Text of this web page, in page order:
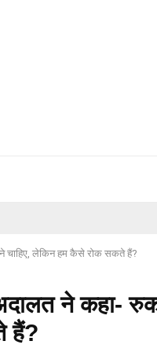
चाहिए, लेकिन हम कैसे रोक सकते हैं?
ने कहा-
हैं?